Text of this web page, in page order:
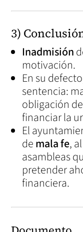
3)
Inadmisión
motivación.
En su
sentencia:
obligación
financiar la
El
demala fe,
asambleas
pretender
financiera.